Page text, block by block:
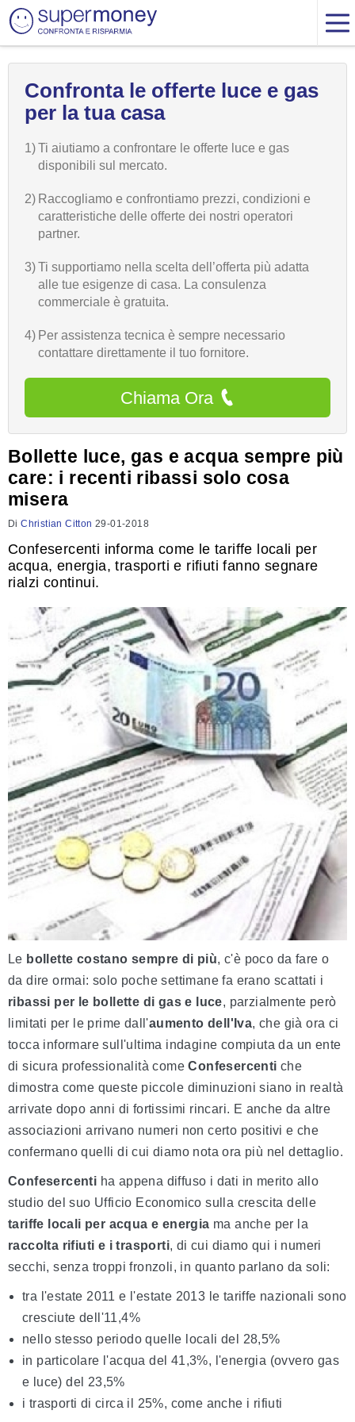
Confronta le offerte luce e gas
per la tua casa
1)Ti aiutiamo a confrontare le offerte luce e gas
disponibili sul mercato.
2) Raccogliamo e confrontiamo prezzi, condizioni e
caratteristiche delle offerte dei nostri operatori
partner.
3)Ti supportiamo nella scelta dell’offerta più adatta
alle tue esigenze di casa. La consulenza
commerciale è gratuita.
4) Per assistenza tecnica è sempre necessario
contattare direttamente il tuo fornitore.
Chiama Ora
Bollette luce, gas e acqua sempre più
care: i recenti ribassi solo cosa
misera
DiChristian Citton 29-01-2018
Confesercenti informa come le tariffe locali per
acqua, energia, trasporti e rifiuti fanno segnare
rialzi continui.
Le bollette costano sempre di più, c'è poco da fare o
da dire ormai: solo poche settimane fa erano scattati i
ribassi per le bollette di gas e luce, parzialmente però
limitati per le prime dall'aumento dell'Iva, che già ora ci
tocca informare sull'ultima indagine compiuta da un ente
di sicura professionalità comeConfesercenti che
dimostra come queste piccole diminuzioni siano in realtà
arrivate dopo anni di fortissimi rincari. E anche da altre
associazioni arrivano numeri non certo positivi e che
confermano quelli di cui diamo nota ora più nel dettaglio.
Confesercenti ha appena diffuso i dati in merito allo
studio del suo Ufficio Economico sulla crescita delle
tariffe locali per acqua e energia ma anche per la
raccolta rifiuti e i trasporti, di cui diamo qui i numeri
secchi, senza troppi fronzoli, in quanto parlano da soli:
tra l'estate 2011 e l'estate 2013 le tariffe nazionali sono
cresciute dell'11,4%
nello stesso periodo quelle locali del 28,5%
in particolare l'acqua del 41,3%, l'energia (ovvero gas
e luce) del 23,5%
i trasporti di circa il 25%, come anche i rifiuti